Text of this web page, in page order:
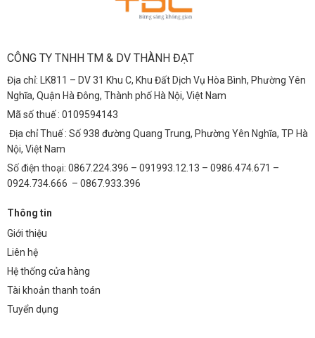
CÔNG TY TNHH TM & DV THÀNH ĐẠT
Địa chỉ: LK811 – DV 31 Khu C, Khu Đất Dịch Vụ Hòa Bình, Phường Yên
Nghĩa, Quận Hà Đông, Thành phố Hà Nội, Việt Nam
Mã số thuế : 0109594143
Địa chỉ Thuế : Số 938 đường Quang Trung, Phường Yên Nghĩa, TP Hà
Nội, Việt Nam
Số điện thoại: 0867.224.396 – 091993.12.13 – 0986.474.671 –
0924.734.666 – 0867.933.396
Thông tin
Giới thiệu
Liên hệ
Hệ thống cửa hàng
Tài khoản thanh toán
Tuyển dụng